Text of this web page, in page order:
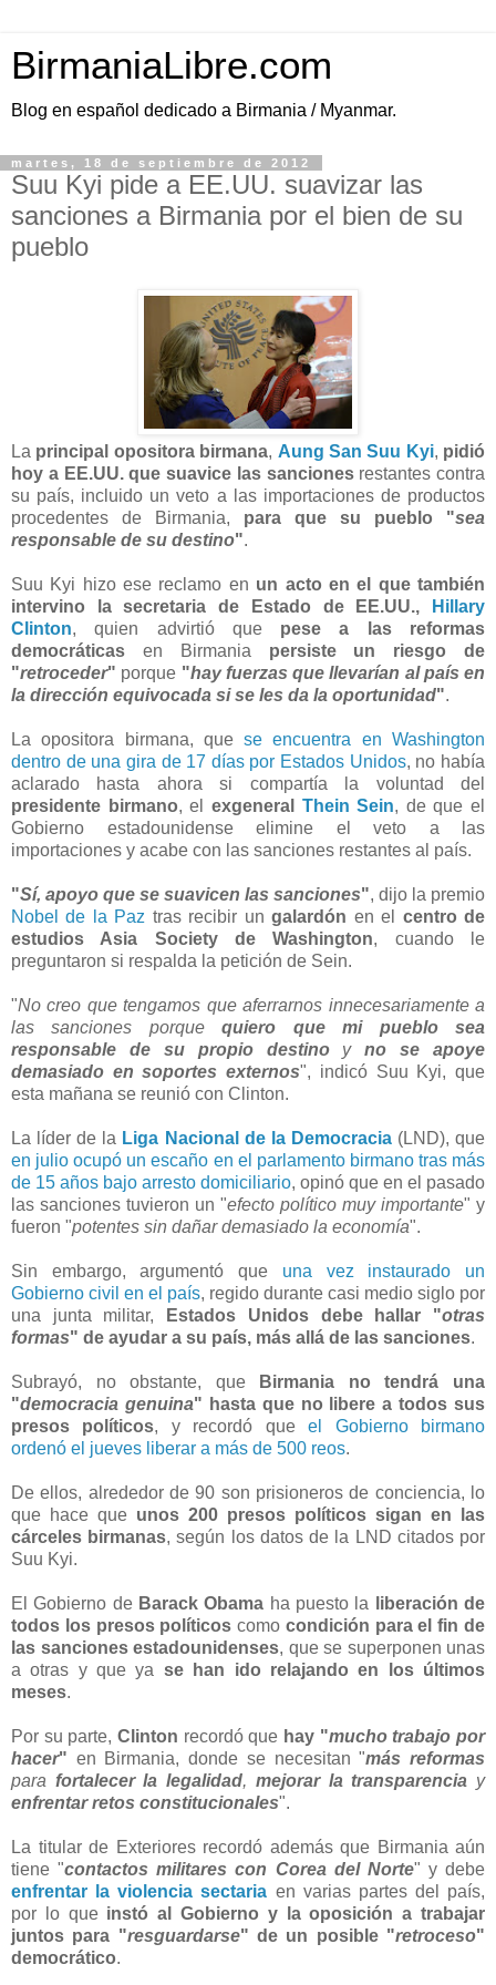
BirmaniaLibre.com
Blog en español dedicado a Birmania / Myanmar.
martes, 18 de septiembre de 2012
Suu Kyi pide a EE.UU. suavizar las
sanciones a Birmania por el bien de su
pueblo
La principal opositora birmana, Aung San Suu Kyi, pidió
hoy a EE.UU. que suavice las sancionesrestantes contra
su país, incluido un veto a las importaciones de productos
procedentes de Birmania, para que su pueblo "sea
responsable de su destino".
Suu Kyi hizo ese reclamo en un acto en el que también
intervino la secretaria de Estado de EE.UU.,
Hillary
Clinton, quien advirtió que pese a las reformas
democráticas en Birmania persiste un riesgo de
"retroceder" porque "hay fuerzas que llevarían al país en
la dirección equivocada si se les da la oportunidad".
La opositora birmana, quese encuentra en Washington
dentro de una gira de 17 días por Estados Unidos, no había
aclarado hasta ahora si compartía la voluntad del
presidente birmano, el exgeneral Thein Sein, de que el
Gobierno estadounidense elimine el veto a las
importaciones y acabe con las sanciones restantes al país.
"Sí, apoyo que se suavicen las sanciones", dijo la premio
Nobel de la Paz tras recibir ungalardón en el centro de
estudios Asia Society de Washington, cuando le
preguntaron si respalda la petición de Sein.
"No creo que tengamos que aferrarnos innecesariamente a
las sanciones porquequiero que mi pueblo sea
responsable de su propio destinoyno se apoye
demasiado en soportes externos", indicó Suu Kyi, que
esta mañana se reunió con Clinton.
La líder de la Liga Nacional de la Democracia(LND), que
en julio ocupó un escaño en el parlamento birmano tras más
de 15 años bajo arresto domiciliario, opinó que en el pasado
las sanciones tuvieron un "efecto político muy importante" y
fueron "potentes sin dañar demasiado la economía".
Sin embargo, argumentó que una vez instaurado un
Gobierno civil en el país, regido durante casi medio siglo por
una junta militar,
Estados Unidos debe hallar "otras
formas" de ayudar a su país, más allá de las sanciones.
Subrayó, no obstante, que
Birmania no tendrá una
"democracia genuina" hasta que no libere a todos sus
presos políticos, y recordó queel Gobierno birmano
ordenó el jueves liberar a más de 500 reos.
De ellos, alrededor de 90 son prisioneros de conciencia, lo
que hace que unos 200 presos políticos sigan en las
cárceles birmanas, según los datos de la LND citados por
Suu Kyi.
El Gobierno de Barack Obama ha puesto la
liberación de
todos los presos políticos como condición para el fin de
las sanciones estadounidenses, que se superponen unas
a otras y que ya se han ido relajando en los últimos
meses.
Por su parte, Clinton recordó que hay "mucho trabajo por
hacer" en Birmania, donde se necesitan "más reformas
para fortalecer la legalidad, mejorar la transparencia y
enfrentar retos constitucionales".
La titular de Exteriores recordó además que Birmania aún
tiene "contactos militares con Corea del Norte" y debe
enfrentar la violencia sectaria en varias partes del país,
por lo que instó al Gobierno y la oposición a trabajar
juntos para "resguardarse" de un posible "retroceso"
democrático.